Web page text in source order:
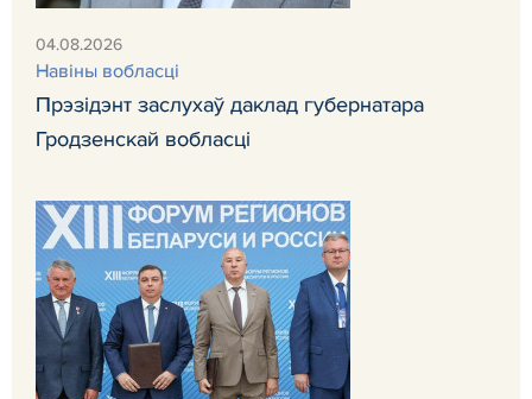
04.08.2026
Навiны вобласці
Прэзідэнт заслухаў даклад губернатара
Гродзенскай вобласці